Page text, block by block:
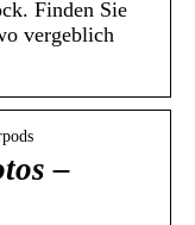
Finden Sie
vergeblich
–